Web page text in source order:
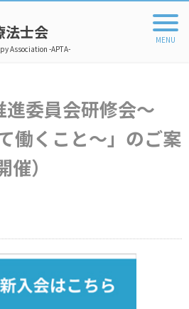
法士会
Association -APTA-
働くこと〜」のご案
）